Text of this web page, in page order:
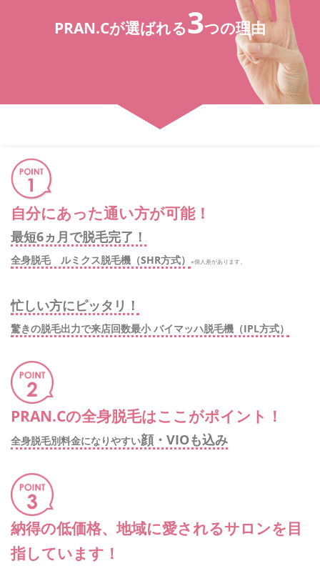
PRAN.Cが選ばれる3つの理由
自分にあった通い方が可能！
最短6ヵ月で脱毛完了！
全身脱毛 ルミクス脱毛機（SHR方式） ※個人差があります。
忙しい方にピッタリ！
驚きの脱毛出力で来店回数最小 バイマッハ脱毛機（IPL方式）
PRAN.Cの全身脱毛はここがポイント！
全身脱毛別料金になりやすい顔・VIOも込み
納得の低価格、地域に愛されるサロンを目
指しています！